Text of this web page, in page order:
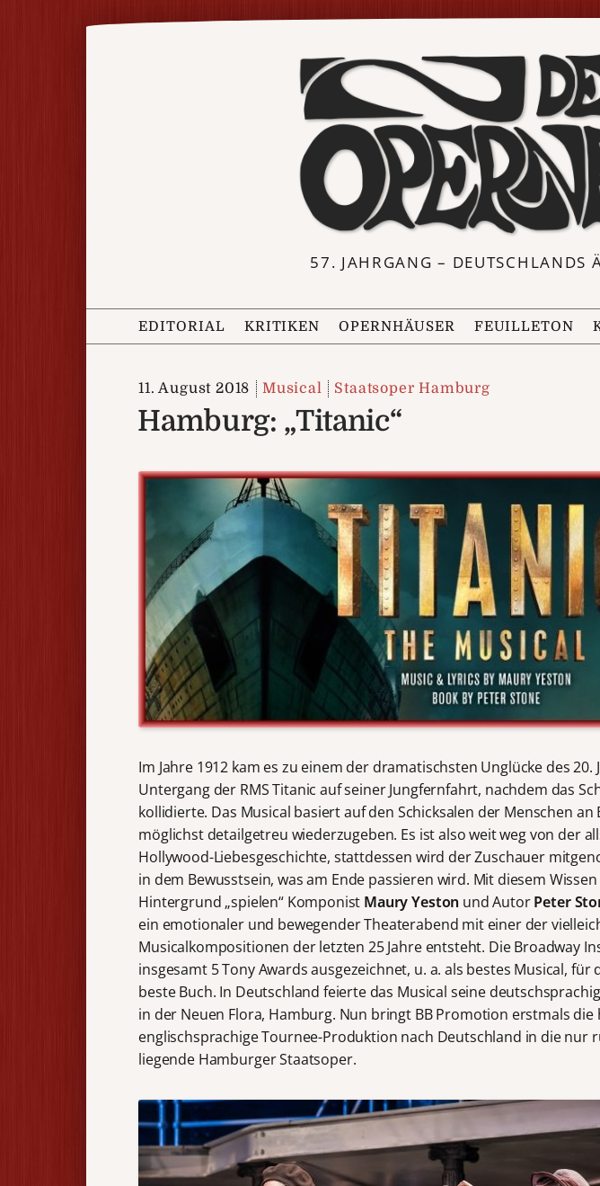
57. JAHRGANG – DEUTSCHLANDS
EDITORIAL KRITIKEN OPERNHÄUSER FEUILLETON
11. August 2018 Musical Staatsoper Hamburg
Hamburg: „Titanic“
Im Jahre 1912 kam es zu einem der dramatischsten Unglücke des
Untergang der RMS Titanic auf seiner Jungfernfahrt, nachdem das
kollidierte. Das Musical basiert auf den Schicksalen der Menschen
möglichst detailgetreu wiederzugeben. Es ist also weit weg von der
Hollywood-Liebesgeschichte, stattdessen wird der Zuschauer
in dem Bewusstsein, was am Ende passieren wird. Mit diesem
Hintergrund „spielen“ Komponist Maury Yeston und AutorPeter
ein emotionaler und bewegender Theaterabend mit einer der
Musicalkompositionen der letzten 25 Jahre entsteht. Die Broadway
insgesamt 5 Tony Awards ausgezeichnet, u. a. als bestes Musical, für
beste Buch. In Deutschland feierte das Musical seine
in der Neuen Flora, Hamburg. Nun bringt BB Promotion erstmals die
englischsprachige Tournee-Produktion nach Deutschland in die nur
liegende Hamburger Staatsoper.